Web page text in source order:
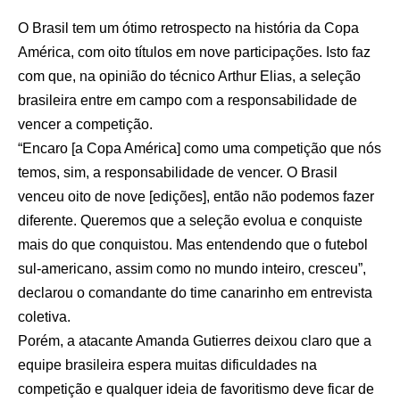
O Brasil tem um ótimo retrospecto na história da Copa
América, com oito títulos em nove participações. Isto faz
com que, na opinião do técnico Arthur Elias, a seleção
brasileira entre em campo com a responsabilidade de
vencer a competição.
“Encaro [a Copa América] como uma competição que nós
temos, sim, a responsabilidade de vencer. O Brasil
venceu oito de nove [edições], então não podemos fazer
diferente. Queremos que a seleção evolua e conquiste
mais do que conquistou. Mas entendendo que o futebol
sul-americano, assim como no mundo inteiro, cresceu”,
declarou o comandante do time canarinho em entrevista
coletiva.
Porém, a atacante Amanda Gutierres deixou claro que a
equipe brasileira espera muitas dificuldades na
competição e qualquer ideia de favoritismo deve ficar de